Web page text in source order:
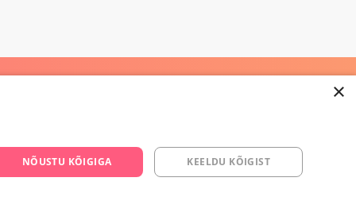
×
NÕUSTU KÕIGIGA KEELDU KÕIGIST